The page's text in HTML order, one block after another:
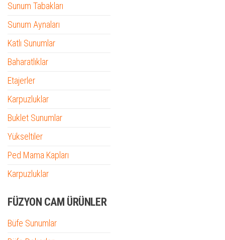
Sunum Tabakları
Sunum Aynaları
Katlı Sunumlar
Baharatlıklar
Etajerler
Karpuzluklar
Buklet Sunumlar
Yükseltiler
Ped Mama Kapları
Karpuzluklar
FÜZYON CAM ÜRÜNLER
Büfe Sunumlar